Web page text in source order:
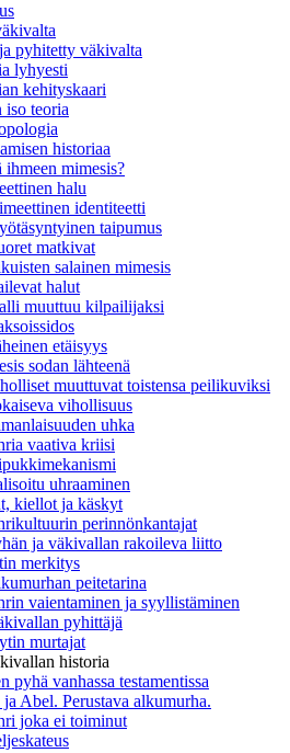
pyhitetty väkivalta
lyhyesti
kehityskaari
iso teoria
historiaa
mimesis?
halu
identiteetti
taipumus
matkivat
salainen mimesis
halut
muuttuu kilpailijaksi
etäisyys
sodan lähteenä
muuttuvat toistensa peilikuviksi
vihollisuus
uhka
vaativa kriisi
uhraaminen
kiellot ja käskyt
perinnönkantajat
ja väkivallan rakoileva liitto
merkitys
peitetarina
vaientaminen ja syyllistäminen
pyhittäjä
murtajat
historia
pyhä vanhassa testamentissa
Abel. Perustava alkumurha.
joka ei toiminut